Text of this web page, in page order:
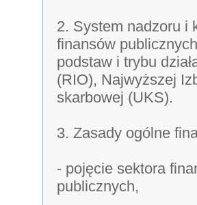
2. System nadzoru i
finansów
podstaw i trybu
(RIO), Najwyższej
skarbowej (UKS).
3. Zasady ogólne
- pojęcie sektora
publicznych,